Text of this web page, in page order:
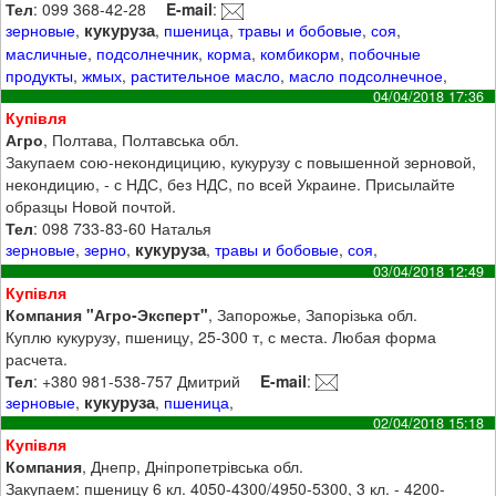
Тел: 099 368-42-28 E-mail:
зерновые, кукуруза, пшеница,травы и бобовые,соя,
масличные, подсолнечник, корма, комбикорм, побочные
продукты,жмых, растительное масло, масло подсолнечное,
04/04/2018 17:36
Купівля
Агро, Полтава, Полтавська обл.
Закупаем сою-некондицицию, кукурузу с повышенной зерновой,
некондицию, - с НДС, без НДС, по всей Украине. Присылайте
образцы Новой почтой.
Тел: 098 733-83-60 ‎Наталья
зерновые,зерно, кукуруза,травы и бобовые,соя,
03/04/2018 12:49
Купівля
Компания "Агро-Эксперт", Запорожье, Запорізька обл.
Куплю кукурузу, пшеницу, 25-300 т, с места. Любая форма
расчета.
Тел: +380 981-538-757 Дмитрий E-mail:
зерновые, кукуруза, пшеница,
02/04/2018 15:18
Купівля
Компания, Днепр, Дніпропетрівська обл.
Закупаем: пшеницу 6 кл. 4050-4300/4950-5300, 3 кл. - 4200-